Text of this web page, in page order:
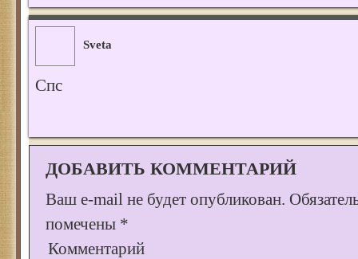
Sveta
Спс
ДОБАВИТЬ КОММЕНТАРИЙ
Ваш e-mail не будет опубликован.
помечены *
Комментарий